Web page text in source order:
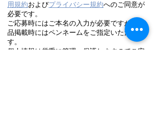
用規約およびプライバシー規約へのご同意が
必要です。
ご応募時にはご本名の入力が必要ですが、作
品掲載時にはペンネームをご指定いただけま
す。
個人情報は厳重に管理・保護しますのでご安